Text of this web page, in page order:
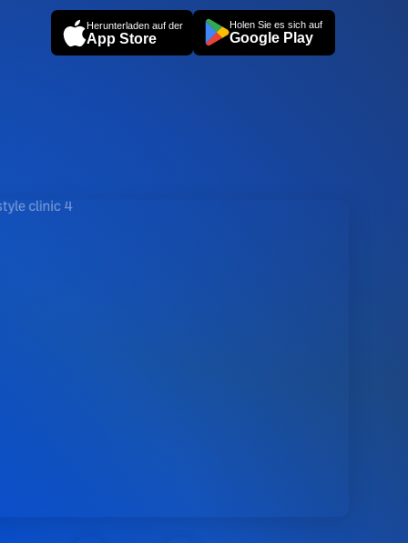
Herunterladen auf der
App Store
Holen Sie es sich auf
Google Play